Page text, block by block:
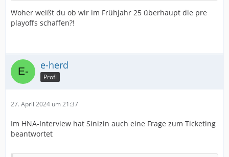
Woher weißt du ob wir im Frühjahr 25 überhaupt die pre
playoffs schaffen?!
e-herd
Profi
27. April 2024 um 21:37
Im HNA-Interview hat Sinizin auch eine Frage zum Ticketing
beantwortet